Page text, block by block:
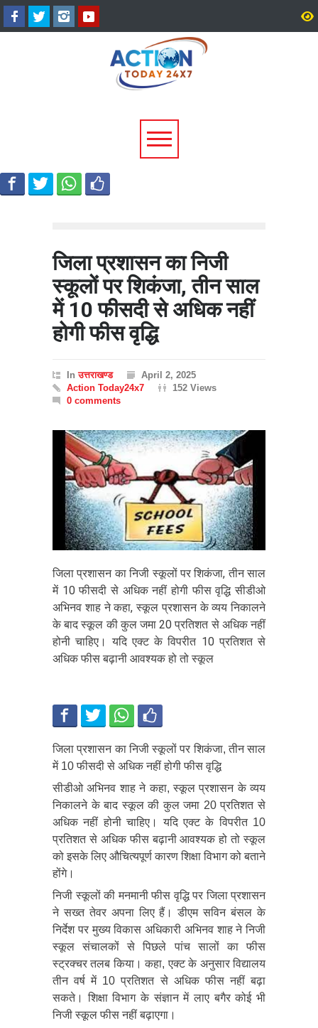
उत्तराखंड में बारिश का कहर:
यमुनोत्री और बदरीनाथ हाईवे पर
भूस्खलन, कई मार्ग बंद; श्रद्धालु और
जिला प्रशासन का निजी
स्कूलों पर शिकंजा, तीन साल
में 10 फीसदी से अधिक नहीं
होगी फीस वृद्धि
Inउत्तराखण्ड
April 2, 2025
Action Today24x7
152 Views
0 comments
जिला प्रशासन का निजी स्कूलों पर शिकंजा, तीन साल
में 10 फीसदी से अधिक नहीं होगी फीस वृद्धि सीडीओ
अभिनव शाह ने कहा, स्कूल प्रशासन के व्यय निकालने
के बाद स्कूल की कुल जमा 20 प्रतिशत से अधिक नहीं
होनी चाहिए। यदि एक्ट के विपरीत 10 प्रतिशत से
अधिक फीस बढ़ानी आवश्यक हो तो स्कूल
जिला प्रशासन का निजी स्कूलों पर शिकंजा, तीन साल
में 10 फीसदी से अधिक नहीं होगी फीस वृद्धि
सीडीओ अभिनव शाह ने कहा, स्कूल प्रशासन के व्यय
निकालने के बाद स्कूल की कुल जमा 20 प्रतिशत से
अधिक नहीं होनी चाहिए। यदि एक्ट के विपरीत 10
प्रतिशत से अधिक फीस बढ़ानी आवश्यक हो तो स्कूल
को इसके लिए औचित्यपूर्ण कारण शिक्षा विभाग को बताने
होंगे।
निजी स्कूलों की मनमानी फीस वृद्धि पर जिला प्रशासन
ने सख्त तेवर अपना लिए हैं। डीएम सविन बंसल के
निर्देश पर मुख्य विकास अधिकारी अभिनव शाह ने निजी
स्कूल संचालकों से पिछले पांच सालों का फीस
स्ट्रक्चर तलब किया। कहा, एक्ट के अनुसार विद्यालय
तीन वर्ष में 10 प्रतिशत से अधिक फीस नहीं बढ़ा
सकते। शिक्षा विभाग के संज्ञान में लाए बगैर कोई भी
निजी स्कूल फीस नहीं बढ़ाएगा।